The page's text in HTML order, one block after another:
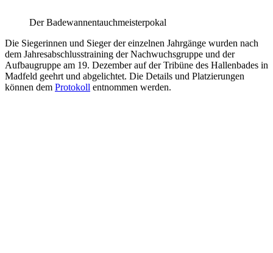
Der Badewannentauchmeisterpokal
Die Siegerinnen und Sieger der einzelnen Jahrgänge wurden nach
dem Jahresabschlusstraining der Nachwuchsgruppe und der
Aufbaugruppe am 19. Dezember auf der Tribüne des Hallenbades in
Madfeld geehrt und abgelichtet. Die Details und Platzierungen
können dem Protokoll entnommen werden.